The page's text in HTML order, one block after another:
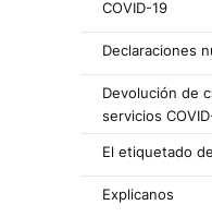
COVID-19
Declaraciones
Devolución de
servicios
El etiquetado
Explicanos